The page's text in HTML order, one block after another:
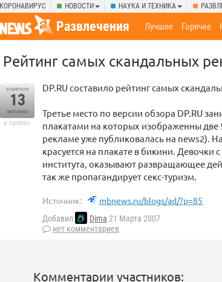
КОРОНАВИРУС НОВОСТИ НАУКА И ТЕХНИКА
Развлечения Лучшее Горячее
Рейтинг самых скандальных
отметили
13
человека
в архиве
DP.RU составило рейтинг самых
Третье место по версии обзора DP.RU
плакатами на которых изображенны две
рекламе уже публиковалась на news2).
красуется на плакате в бикини.
института, оказывают развращающее
так же пропагандирует секс-туризм.
Источник: mbnews.ru/blogs/ad/?p=85
Добавил Dima 21 Марта 2007
нет комментариев
Комментарии участников: